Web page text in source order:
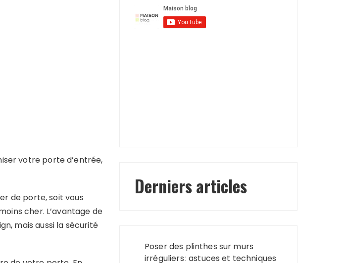
votre porte d’entrée,
de porte, soit vous
cher. L’avantage de
mais aussi la sécurité
Derniers articles
Poser des plinthes sur murs
irréguliers : astuces et techniques